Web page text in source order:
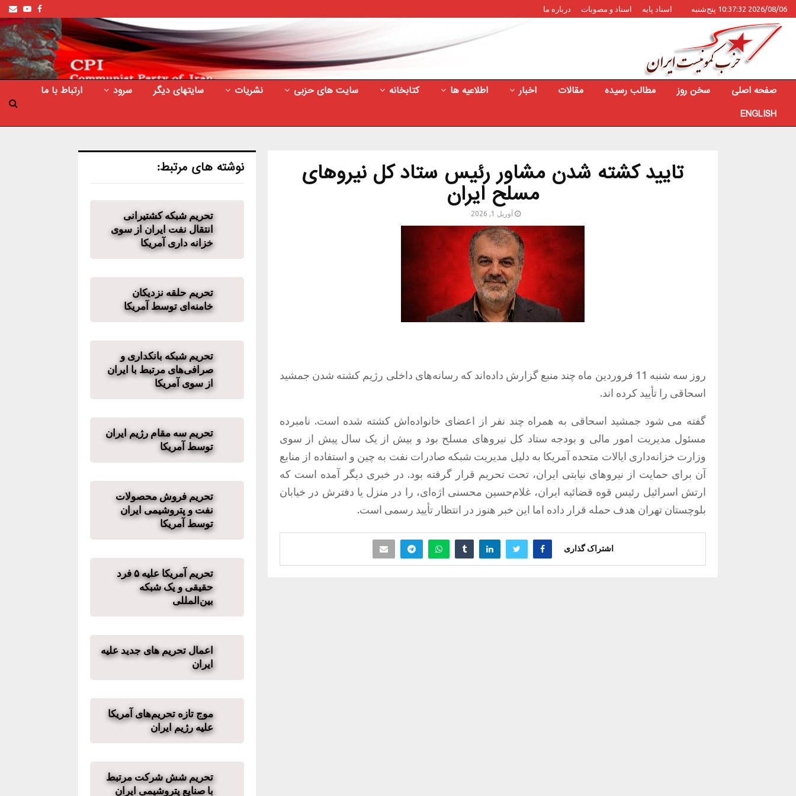
2026/08/06 10:37:32 پنج‌شنبه اسناد پایه اسناد و مصوبات درباره ما Facebook
صفحه اصلی سخن روز مطالب رسیده مقالات اخبار اطلاعیه ها کتابخانه سایت های حزبی نشریات سایتهای دیگر سرود
ارتباط با ما
ENGLISH
تایید کشته شدن مشاور رئیس ستاد کل نیروهای
مسلح ایران
آوریل 1, 2026
روز سه شنبه 11 فروردین ماه چند منبع گزارش داده‌اند که رسانه‌های داخلی رژیم کشته شدن جمشید
اسحاقی را تأیید کرده اند.
گفته می شود جمشید اسحاقی به همراه چند نفر از اعضای خانواده‌اش کشته شده است. نامبرده
مسئول مدیریت امور مالی و بودجه ستاد کل نیروهای مسلح بود و بیش از یک سال پیش از سوی
وزارت خزانه‌داری ایالات متحده آمریکا به دلیل مدیریت شبکه صادرات نفت به چین و استفاده از منابع
آن برای حمایت از نیروهای نیابتی ایران، تحت تحریم قرار گرفته بود. در خبری دیگر آمده است که
ارتش اسرائیل رئیس قوه قضائیه ایران، غلام‌حسین محسنی اژه‌ای، را در منزل یا دفترش در خیابان
بلوچستان تهران هدف حمله قرار داده اما این خبر هنوز در انتظار تأیید رسمی است.
اشتراک گذاری
نوشته های مرتبط:
تحریم شبکه کشتیرانی
انتقال نفت ایران از سوی
خزانه داری آمریکا
تحریم حلقه نزدیکان
خامنه‌ای توسط آمریکا
تحریم شبکه بانکداری و
صرافی‌های مرتبط با ایران
از سوی آمریکا
تحریم سه مقام رژیم ایران
توسط آمریکا
تحریم فروش محصولات
نفت و پتروشیمی ایران
توسط آمریکا
تحریم آمریکا علیه ۵ فرد
حقیقی و یک شبکه
بین‌المللی
اعمال تحریم های جدید علیه
ایران
موج تازه تحریم‌های آمریکا
علیه رژیم ایران
تحریم شش شرکت مرتبط
با صنایع پتروشیمی ایران